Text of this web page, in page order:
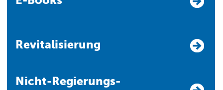
Revitalisierung
Nicht-Regierungs-